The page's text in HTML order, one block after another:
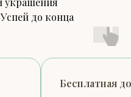
до конца
Бесплатная